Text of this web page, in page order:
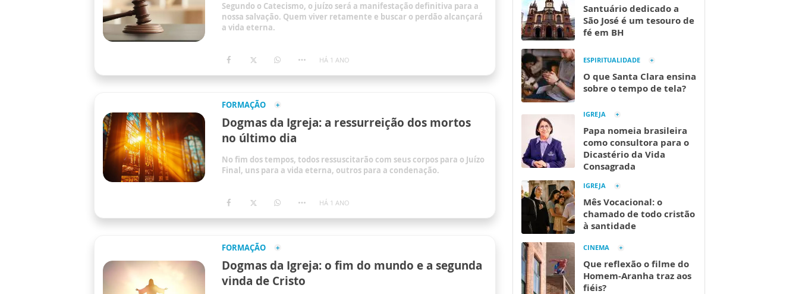
Segundo o Catecismo, o juízo será a manifestação definitiva para a
nossa salvação. Quem viver retamente e buscar o perdão alcançará
a vida eterna.
HÁ 1 ANO
FORMAÇÃO
Dogmas da Igreja: a ressurreição dos mortos
no último dia
No fim dos tempos, todos ressuscitarão com seus corpos para o Juízo
Final, uns para a vida eterna, outros para a condenação.
HÁ 1 ANO
FORMAÇÃO
Dogmas da Igreja: o fim do mundo e a segunda
vinda de Cristo
Santuário dedicado a
São José é um tesouro de
fé em BH
ESPIRITUALIDADE
O que Santa Clara ensina
sobre o tempo de tela?
IGREJA
Papa nomeia brasileira
como consultora para o
Dicastério da Vida
Consagrada
IGREJA
Mês Vocacional: o
chamado de todo cristão
à santidade
CINEMA
Que reflexão o filme do
Homem-Aranha traz aos
fiéis?